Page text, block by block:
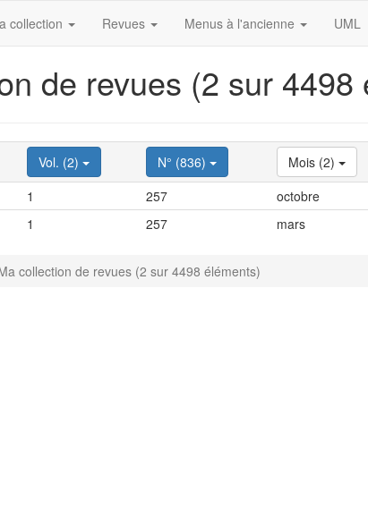
collection Revues Menus à l'ancienne UML
de revues (2 sur 4498
Vol. (2) N° (836) Mois (2)
1 257 octobre
1 257 mars
collection de revues (2 sur 4498 éléments)